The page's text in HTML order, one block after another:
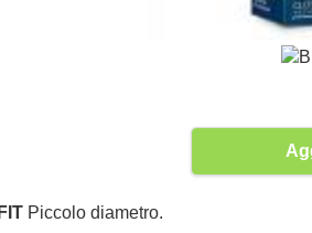
Piccolo diametro.